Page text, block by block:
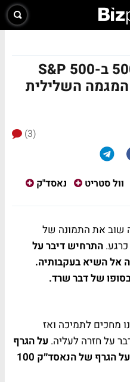
כמה מניות מתוך ה-500 ב-S&P 500
השלילית
(3)
וול סטריט
נאסד"ק
שוב את התמונה של
התרחיש דיבר על
אל השיא בעקבותיה.
של דבר שרד.
מחכים לתמיכה ואז
על חזרה לעליה. על הגרף
זה כבר קורה. על הגרף של הנאסד״ק 100